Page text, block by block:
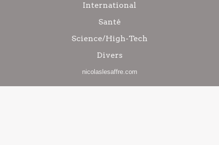
International
Santé
Science/High-Tech
Divers
nicolaslesaffre.com